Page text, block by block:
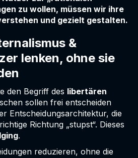
zu wollen, müssen wir ihre
und gezielt gestalten.
&
lenken, ohne sie
den Begriff des libertären
sollen frei entscheiden
Entscheidungsarchitektur, die
Richtung „stupst“. Dieses
.
reduzieren, ohne die